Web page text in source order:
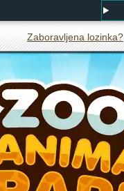
Zaboravljena lozinka?